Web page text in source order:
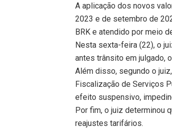
A aplicação dos novos
2023 e de setembro de
BRK e atendido por meio
Nesta sexta-feira (22), o
antes trânsito em julgado,
Além disso, segundo o
Fiscalização de Serviços
efeito suspensivo,
Por fim, o juiz determinou
reajustes tarifários.